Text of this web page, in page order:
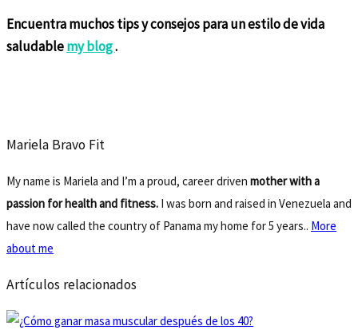
Encuentra muchos tips y consejos para un estilo de vida
saludablemy blog.
Mariela Bravo Fit
My name is Mariela and I’m a proud, career driven mother with a
passion for health and fitness. I was born and raised in Venezuela and
have now called the country of Panama my home for 5 years.. More
about me
Artículos relacionados